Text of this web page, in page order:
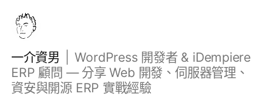
一介資男
WordPress 開發者 & iDempiere
ERP 顧問 — 分享 Web 開發、伺服器管理、
資安與開源 ERP 實戰經驗
文章 Filter